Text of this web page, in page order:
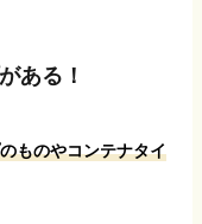
ある！
ものやコンテナタイ